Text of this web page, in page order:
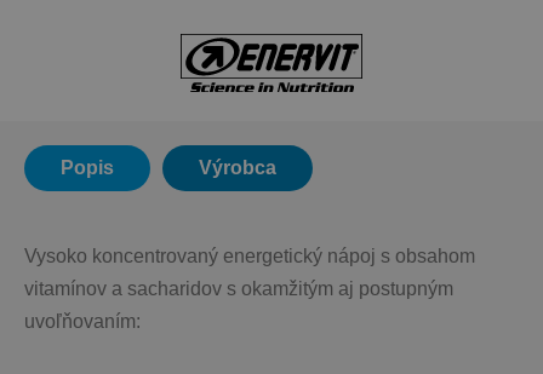
Popis Výrobca
Vysoko koncentrovaný energetický nápoj s obsahom
vitamínov a sacharidov s okamžitým aj postupným
uvoľňovaním: